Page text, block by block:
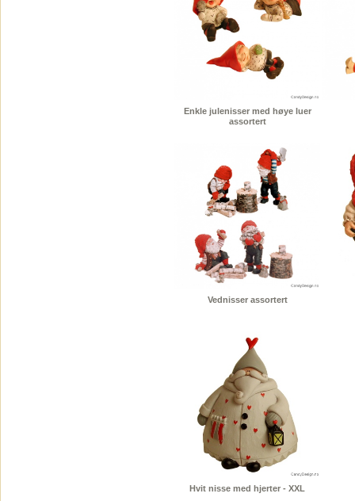
Enkle julenisser med høye luer
assortert
Vednisser assortert
Hvit nisse med hjerter - XXL